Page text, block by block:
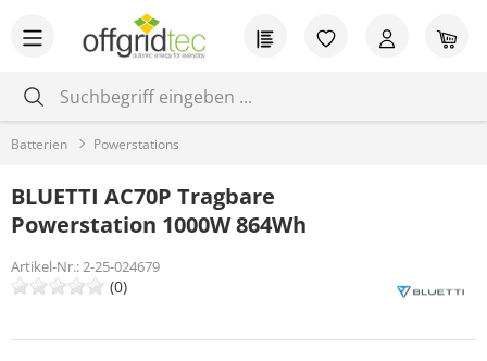
Zum Hauptinhalt springen Du hast 0
Batterien Powerstations
BLUETTI AC70P Tragbare
Powerstation 1000W 864Wh
Artikel-Nr.:2-25-024679
(0)